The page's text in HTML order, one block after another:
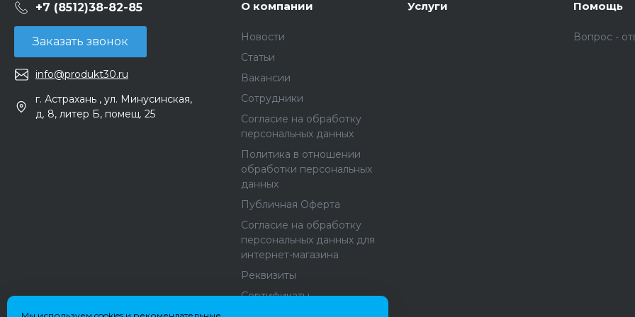
+7 (8512)38-82-85
Заказать звонок
info@produkt30.ru
г. Астрахань , ул. Минусинская,
д. 8, литер Б, помещ. 25
О компании
Новости
Статьи
Вакансии
Сотрудники
Согласие на обработку
персональных данных
Политика в отношении
обработки персональных
данных
Публичная Оферта
Согласие на обработку
персональных данных для
интернет-магазина
Реквизиты
Сертификаты
Услуги Помощь
Вопрос -